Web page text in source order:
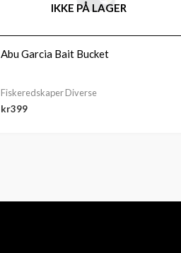
IKKE PÅ LAGER
Abu Garcia Bait Bucket
Fiskeredskaper Diverse
kr399